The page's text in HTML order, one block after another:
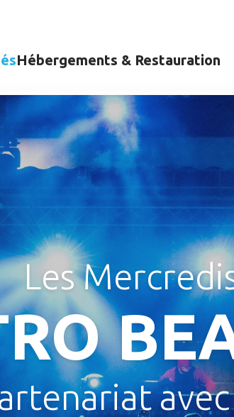
Hébergements & Restauration
Les